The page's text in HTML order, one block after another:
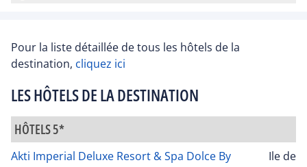
Pour la liste détaillée de tous les hôtels de la
destination, cliquez ici
LES HÔTELS DE LA DESTINATION
HÔTELS 5*
Akti Imperial Deluxe Resort & Spa Dolce By
Ile de